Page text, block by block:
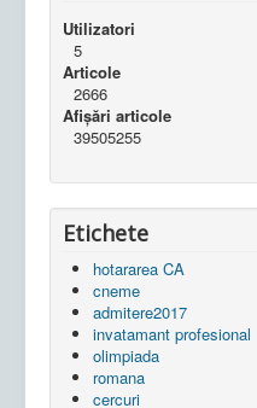
Utilizatori
5
Articole
2666
Afișări articole
39505255
Etichete
hotararea CA
cneme
admitere2017
invatamant profesional
olimpiada
romana
cercuri